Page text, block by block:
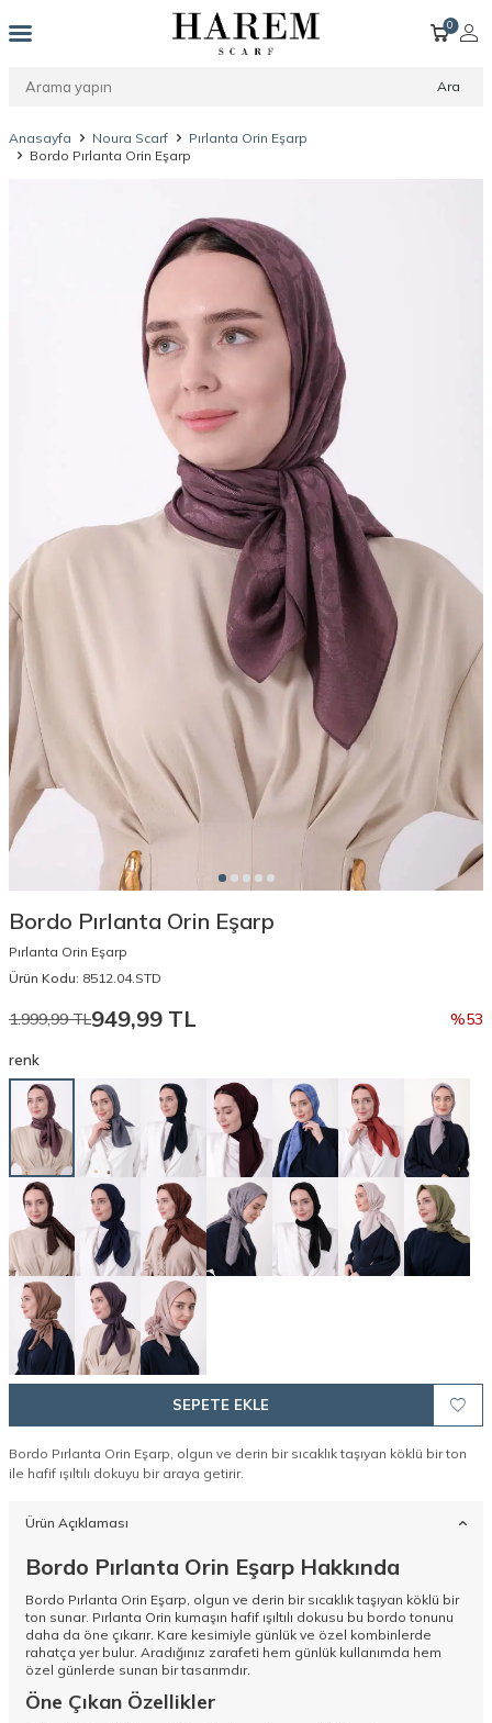
Ara
0
Anasayfa Noura Scarf
Pırlanta Orin Eşarp
Bordo Pırlanta Orin Eşarp
Bordo Pırlanta Orin Eşarp
Pırlanta Orin Eşarp
Ürün Kodu: 8512.04.STD
1.999,99TL949,99 TL %53
renk
SEPETE EKLE
Bordo Pırlanta Orin Eşarp, olgun ve derin bir sıcaklık taşıyan köklü bir ton
ile hafif ışıltılı dokuyu bir araya getirir.
Ürün Açıklaması
Bordo Pırlanta Orin Eşarp Hakkında
Bordo Pırlanta Orin Eşarp, olgun ve derin bir sıcaklık taşıyan köklü bir
ton sunar. Pırlanta Orin kumaşın hafif ışıltılı dokusu bu bordo tonunu
daha da öne çıkarır. Kare kesimiyle günlük ve özel kombinlerde
rahatça yer bulur. Aradığınız zarafeti hem günlük kullanımda hem
özel günlerde sunan bir tasarımdır.
Öne Çıkan Özellikler